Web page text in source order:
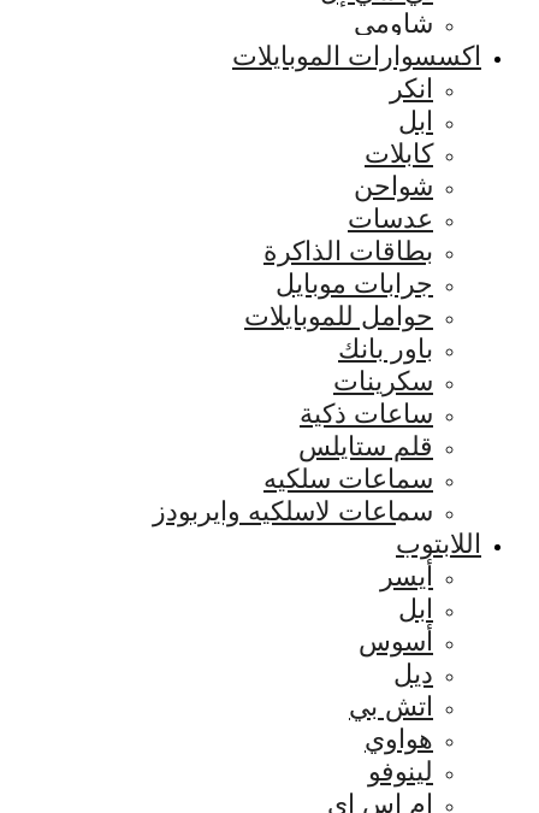
شاومي
اكسسوارات الموبايلات
انكر
ابل
كابلات
شواحن
عدسات
بطاقات الذاكرة
جرابات موبايل
حوامل للموبايلات
باور بانك
سكرينات
ساعات ذكية
قلم ستايلس
سماعات سلكيه
سماعات لاسلكيه وايربودز
اللابتوب
أيسر
ابل
أسوس
ديل
اتش بي
هواوي
لينوفو
ام اس اي